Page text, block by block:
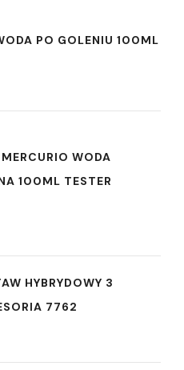
PO GOLENIU 100ML
WODA
100ML TESTER
HYBRYDOWY 3
7762